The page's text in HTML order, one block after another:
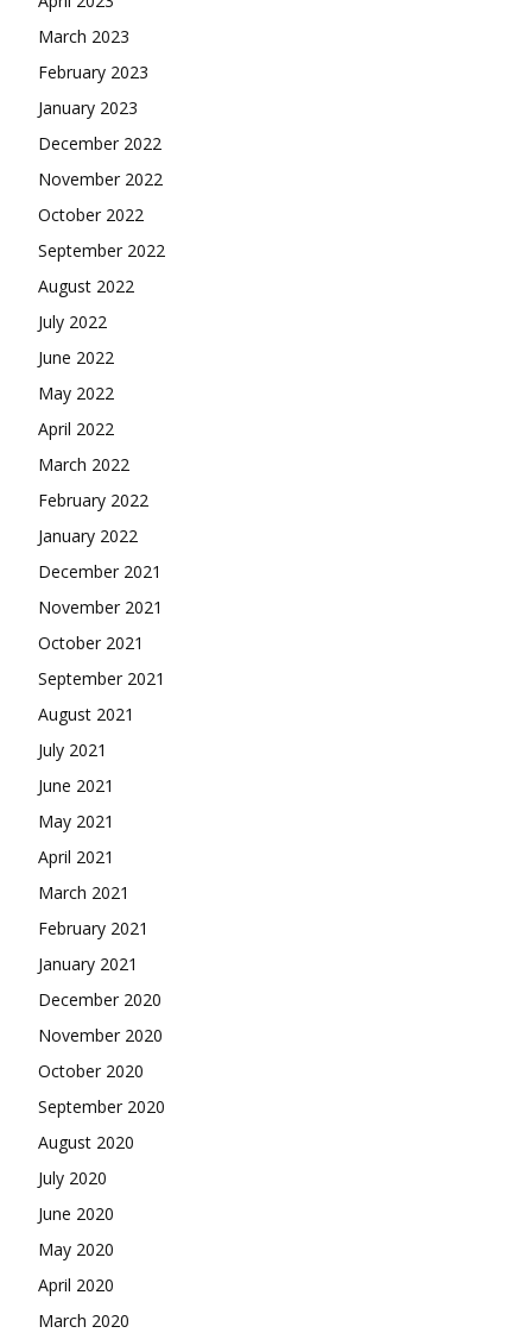
March 2023
February 2023
January 2023
December 2022
November 2022
October 2022
September 2022
August 2022
July 2022
June 2022
May 2022
April 2022
March 2022
February 2022
January 2022
December 2021
November 2021
October 2021
September 2021
August 2021
July 2021
June 2021
May 2021
April 2021
March 2021
February 2021
January 2021
December 2020
November 2020
October 2020
September 2020
August 2020
July 2020
June 2020
May 2020
April 2020
March 2020